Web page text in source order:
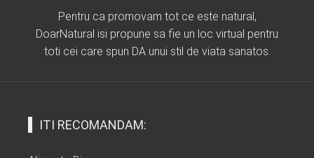
Pentru ca promovam tot ce este natural,
DoarNatural isi propune sa fie un loc virtual pentru
toti cei care spun DA unui stil de viata sanatos.
ITI RECOMANDAM: